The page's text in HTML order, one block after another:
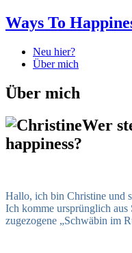
Ways To
Neu hier?
Über mich
Über mich
Wer
happiness?
Hallo, ich bin Christine und
Ich komme ursprünglich aus
zugezogene „Schwäbin im